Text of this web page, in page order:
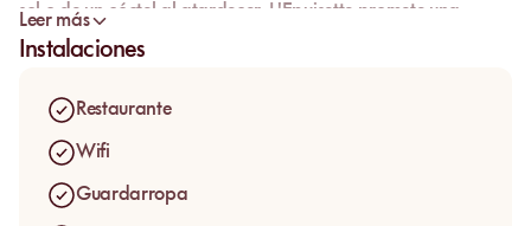
sol o de un cóctel al atardecer, L'Epuisette promete una
experiencia inolvidable. Reserve su lugar en una
confortabley disfrute del servicio excepcional y la cocina
para los visitantes de la
Leer más
Instalaciones
Restaurante
Wifi
Guardarropa